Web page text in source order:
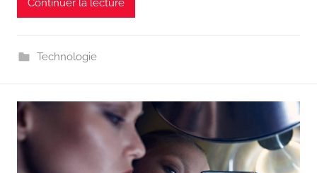
Continuer la lecture
Technologie